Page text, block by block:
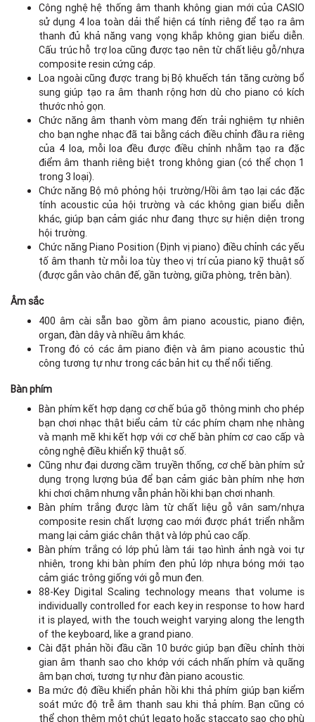
Công nghệ hệ thống âm thanh không gian mới của CASIO
sử dụng 4 loa toàn dải thể hiện cá tính riêng để tạo ra âm
thanh đủ khả năng vang vọng khắp không gian biểu diễn.
Cấu trúc hỗ trợ loa cũng được tạo nên từ chất liệu gỗ/nhựa
composite resin cứng cáp.
Loa ngoài cũng được trang bị Bộ khuếch tán tăng cường bổ
sung giúp tạo ra âm thanh rộng hơn dù cho piano có kích
thước nhỏ gọn.
Chức năng âm thanh vòm mang đến trải nghiệm tự nhiên
cho bạn nghe nhạc đã tai bằng cách điều chỉnh đầu ra riêng
của 4 loa, mỗi loa đều được điều chỉnh nhằm tạo ra đặc
điểm âm thanh riêng biệt trong không gian (có thể chọn 1
trong 3 loại).
Chức năng Bộ mô phỏng hội trường/Hồi âm tạo lại các đặc
tính acoustic của hội trường và các không gian biểu diễn
khác, giúp bạn cảm giác như đang thực sự hiện diện trong
hội trường.
Chức năng Piano Position (Định vị piano) điều chỉnh các yếu
tố âm thanh từ mỗi loa tùy theo vị trí của piano kỹ thuật số
(được gắn vào chân đế, gần tường, giữa phòng, trên bàn).
Âm sắc
400 âm cài sẵn bao gồm âm piano acoustic, piano điện,
organ, đàn dây và nhiều âm khác.
Trong đó có các âm piano điện và âm piano acoustic thủ
công tương tự như trong các bản hit cụ thể nổi tiếng.
Bàn phím
Bàn phím kết hợp dạng cơ chế búa gõ thông minh cho phép
bạn chơi nhạc thật biểu cảm từ các phím chạm nhẹ nhàng
và mạnh mẽ khi kết hợp với cơ chế bàn phím cơ cao cấp và
công nghệ điều khiển kỹ thuật số.
Cũng như đại dương cầm truyền thống, cơ chế bàn phím sử
dụng trọng lượng búa để bạn cảm giác bàn phím nhẹ hơn
khi chơi chậm nhưng vẫn phản hồi khi bạn chơi nhanh.
Bàn phím trắng được làm từ chất liệu gỗ vân sam/nhựa
composite resin chất lượng cao mới được phát triển nhằm
mang lại cảm giác chân thật và lớp phủ cao cấp.
Bàn phím trắng có lớp phủ làm tái tạo hình ảnh ngà voi tự
nhiên, trong khi bàn phím đen phủ lớp nhựa bóng mới tạo
cảm giác trông giống với gỗ mun đen.
88-Key Digital Scaling technology means that volume is
individually controlled for each key in response to how hard
it is played, with the touch weight varying along the length
of the keyboard, like a grand piano.
Cài đặt phản hồi đầu cần 10 bước giúp bạn điều chỉnh thời
gian âm thanh sao cho khớp với cách nhấn phím và quãng
âm bạn chơi, tương tự như đàn piano acoustic.
Ba mức độ điều khiển phản hồi khi thả phím giúp bạn kiểm
soát mức độ trễ âm thanh sau khi thả phím. Bạn cũng có
thể chọn thêm một chút legato hoặc staccato sao cho phù